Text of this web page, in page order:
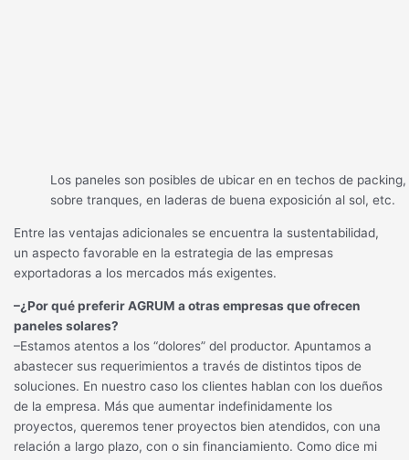
Los paneles son posibles de ubicar en en techos de
sobre tranques, en laderas de buena exposición al sol, etc.
Entre las ventajas adicionales se encuentra la sustentabilidad,
un aspecto favorable en la estrategia de las empresas
exportadoras a los mercados más exigentes.
–¿Por qué preferir AGRUM a otras empresas que ofrecen
paneles solares?
–Estamos atentos a los “dolores” del productor. Apuntamos a
abastecer sus requerimientos a través de distintos tipos de
soluciones. En nuestro caso los clientes hablan con los dueños
de la empresa. Más que aumentar indefinidamente los
proyectos, queremos tener proyectos bien atendidos, con una
relación a largo plazo, con o sin financiamiento. Como dice mi